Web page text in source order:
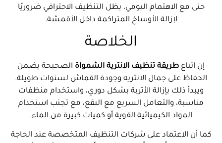
حتى مع الاهتمام اليومي، يظل التنظيف الاحترافي ضروريًا
لإزالة الأوساخ المتراكمة داخل الأقمشة.
الخلاصة
إن اتباع طريقة تنظيف الانترية الشمواة الصحيحة يضمن
الحفاظ على جمال الانتريه وجودة القماش لسنوات طويلة.
ويبدأ ذلك بإزالة الأتربة بشكل دوري، واستخدام منظفات
مناسبة، والتعامل السريع مع البقع، مع تجنب استخدام
المواد الكيميائية القوية أو كميات كبيرة من الماء.
كما أن الاعتماد على شركات التنظيف المتخصصة عند الحاجة